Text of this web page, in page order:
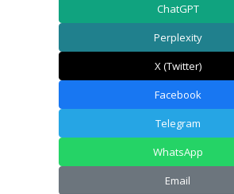
ChatGPT
Perplexity
X (Twitter)
Facebook
Telegram
WhatsApp
Email